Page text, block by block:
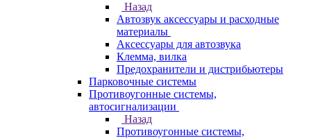
Назад
Автозвук аксессуары и расходные
материалы
Аксессуары для автозвука
Клемма, вилка
Предохранители и дистрибьютеры
Парковочные системы
Противоугонные системы,
автосигнализации
Назад
Противоугонные системы,